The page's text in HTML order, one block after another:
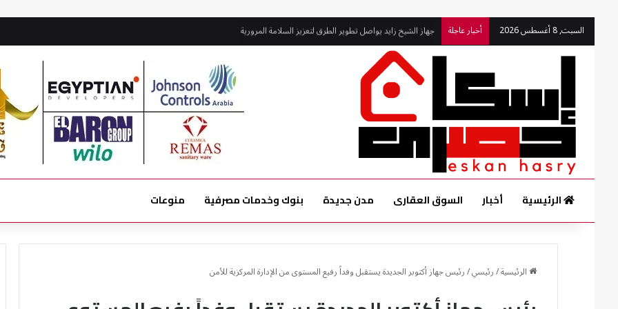
السبت, 8 أغسطس 2026 أخبار عاجلة جهاز الشيخ زايد يواصل تطوير الطرق لتعزيز السلامة المرورية
الرئيسية أخبار السوق العقارى مدن جديدة بنوك وخدمات مصرفية منوعات
الرئيسية/رئيسي/رئيس جهاز أكتوبر الجديدة يستقبل وفداً رفيع المستوى من الإدارة المركزية للأمن